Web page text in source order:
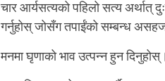
चार आर्यसत्यको पहिलो सत्य अर्थात्
गर्नुहोस् जोसँग तपाईंको सम्बन्ध
मनमा घृणाको भाव उत्पन्न हुन दिनुहोस्।